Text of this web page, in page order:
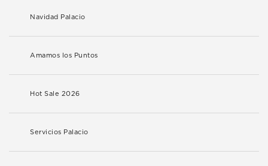
Navidad Palacio
Amamos los Puntos
Hot Sale 2026
Servicios Palacio